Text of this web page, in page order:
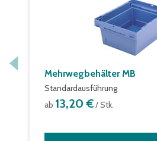
Mehrwegbehälter MB
Standardausführung
ab 13,20 €/ Stk.